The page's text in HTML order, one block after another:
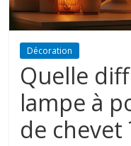
Décoration
Quelle
lampe à
de chevet